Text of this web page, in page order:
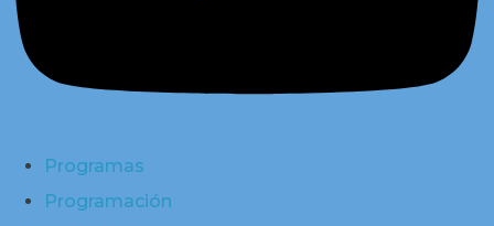
Programas
Programación